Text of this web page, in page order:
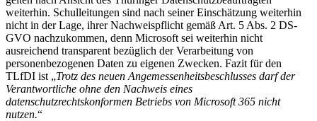
weiterhin. Schulleitungen sind nach seiner Einschätzung weiterhin
nicht in der Lage, ihrer Nachweispflicht gemäß Art. 5 Abs. 2 DS-
GVO nachzukommen, denn Microsoft sei weiterhin nicht
ausreichend transparent bezüglich der Verarbeitung von
personenbezogenen Daten zu eigenen Zwecken. Fazit für den
TLfDI ist „Trotz des neuen Angemessenheitsbeschlusses darf der
Verantwortliche ohne den Nachweis eines
datenschutzrechtskonformen Betriebs von Microsoft 365 nicht
nutzen.“